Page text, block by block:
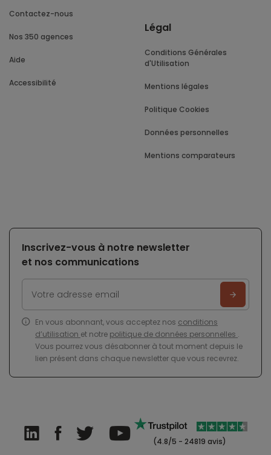
Contactez-nous
Nos 350 agences
Aide
Accessibilité
Légal
Conditions Générales
d'Utilisation
Mentions légales
Politique Cookies
Données personnelles
Mentions comparateurs
Inscrivez-vous à notre newsletter
et nos communications
En vous abonnant, vous acceptez nos conditions
d’utilisation et notre politique de données personnelles .
Vous pourrez vous désabonner à tout moment depuis le
lien présent dans chaque newsletter que vous recevrez.
(4.8/5 - 24819 avis)